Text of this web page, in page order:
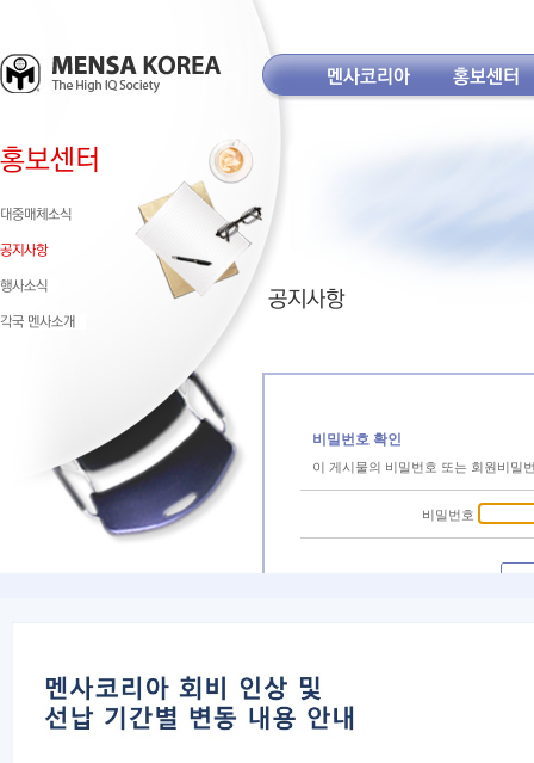
비밀번호 확인
이 게시물의 비밀번호 또는 회원비밀
비밀번호